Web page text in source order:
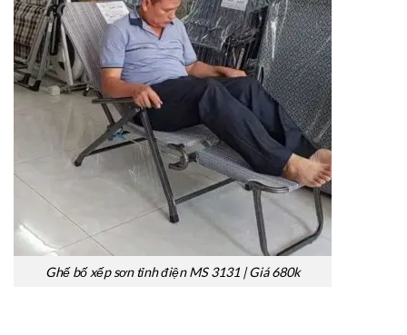
Ghế bố xếp sơn tỉnh điện MS 3131 | Giá 680k